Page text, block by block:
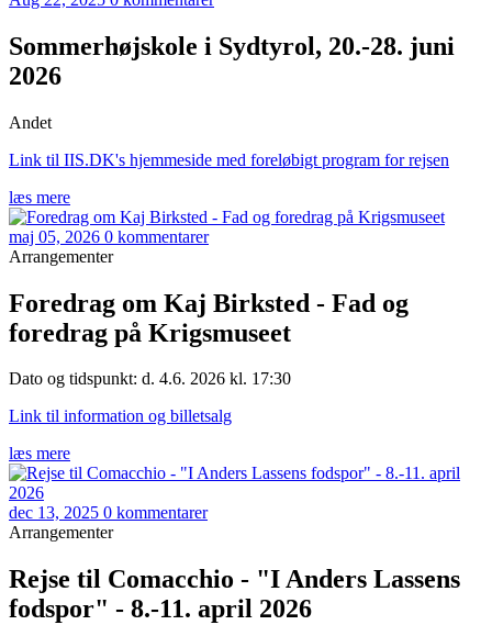
Sommerhøjskole i Sydtyrol, 20.-28. juni
2026
Andet
Link til IIS.DK's hjemmeside med foreløbigt program for rejsen
læs mere
maj 05, 2026 0 kommentarer
Arrangementer
Foredrag om Kaj Birksted - Fad og
foredrag på Krigsmuseet
Dato og tidspunkt: d. 4.6. 2026 kl. 17:30
Link til information og billetsalg
læs mere
dec 13, 2025 0 kommentarer
Arrangementer
Rejse til Comacchio - "I Anders Lassens
fodspor" - 8.-11. april 2026